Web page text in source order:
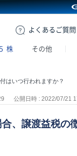
よくある ご質問
株 その他
はいつ行われますか？
公開日時 : 2022/07/21
、譲渡益税の